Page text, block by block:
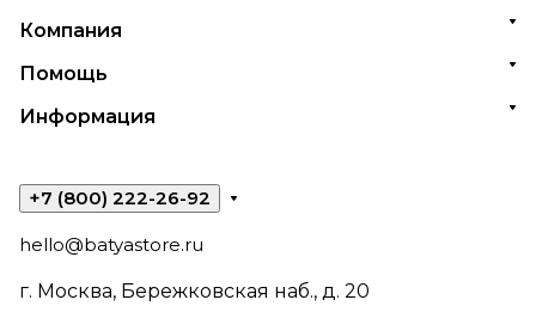
Компания
Помощь
Информация
+7 (800) 222-26-92
hello@batyastore.ru
г. Москва, Бережковская наб., д. 20